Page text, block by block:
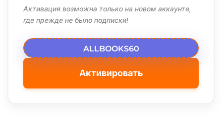
Активация возможна только на новом аккаунте,
где прежде не было подписки!
ALLBOOKS60
Активировать